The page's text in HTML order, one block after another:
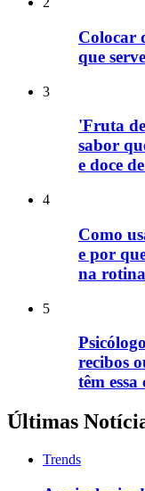
Colocar
que
3
'Fruta
sabor
e doce
4
Como
e por
na rotina
5
recibos
têm
Últimas
Trends